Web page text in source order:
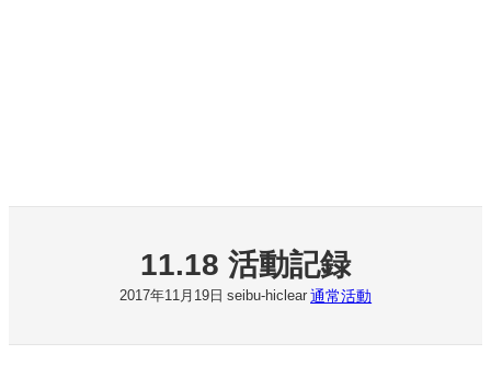
11.18 活動記録
2017年11月19日 seibu-hiclear 通常活動